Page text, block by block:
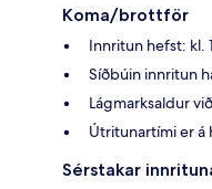
Koma/brottför
Innritun hefst: kl.
Síðbúin innritun
Lágmarksaldur
Útritunartími er á
Sérstakar